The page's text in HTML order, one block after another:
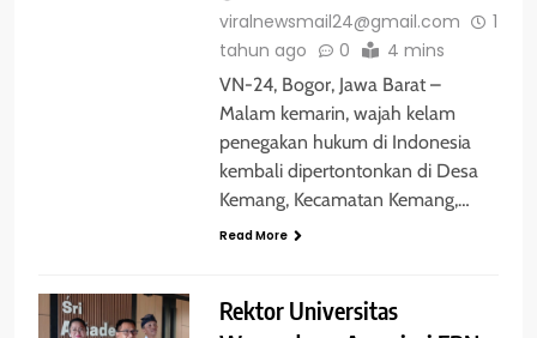
viralnewsmail24@gmail.com
1
tahun ago
0 4 mins
VN-24, Bogor, Jawa Barat –
Malam kemarin, wajah kelam
penegakan hukum di Indonesia
kembali dipertontonkan di Desa
Kemang, Kecamatan Kemang,…
Read More
Rektor Universitas